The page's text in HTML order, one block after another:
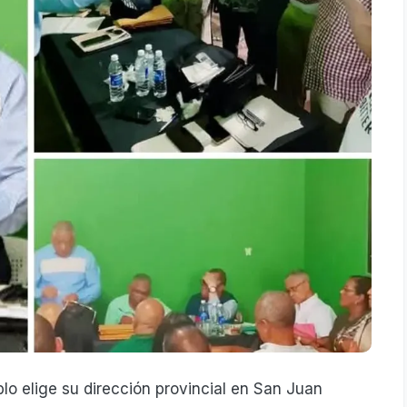
elige su dirección provincial en San Juan